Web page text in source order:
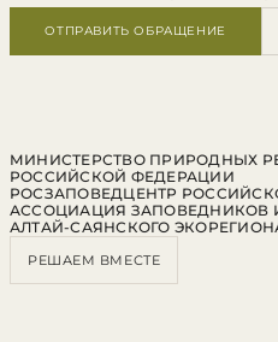
ОТПРАВИТЬ ОБРАЩЕНИЕ
МИНИСТЕРСТВО ПРИРОДНЫХ
РОССИЙСКОЙ ФЕДЕРАЦИИ
РОСЗАПОВЕДЦЕНТР
АССОЦИАЦИЯ ЗАПОВЕДНИКОВ
АЛТАЙ-САЯНСКОГО
РЕШАЕМ ВМЕСТЕ